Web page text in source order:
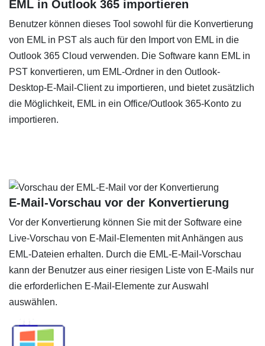
EML in Outlook 365 importieren
Benutzer können dieses Tool sowohl für die Konvertierung
von EML in PST als auch für den Import von EML in die
Outlook 365 Cloud verwenden. Die Software kann EML in
PST konvertieren, um EML-Ordner in den Outlook-
Desktop-E-Mail-Client zu importieren, und bietet zusätzlich
die Möglichkeit, EML in ein Office/Outlook 365-Konto zu
importieren.
E-Mail-Vorschau vor der Konvertierung
Vor der Konvertierung können Sie mit der Software eine
Live-Vorschau von E-Mail-Elementen mit Anhängen aus
EML-Dateien erhalten. Durch die EML-E-Mail-Vorschau
kann der Benutzer aus einer riesigen Liste von E-Mails nur
die erforderlichen E-Mail-Elemente zur Auswahl
auswählen.